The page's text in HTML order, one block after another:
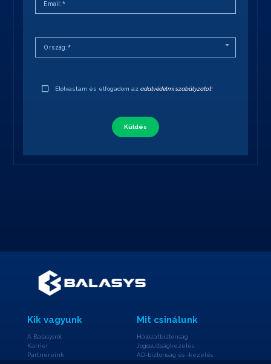
Email:*
Ország:*
Elolvastam és elfogadom azadatvédelmi szabályzatot!
Küldés
Kik vagyunk
A Balasysról
Karrier
Partnereink
Mit csinálunk
Hálózatbiztonság
Jogosultságkezelés
AD-biztonság és -kezelés